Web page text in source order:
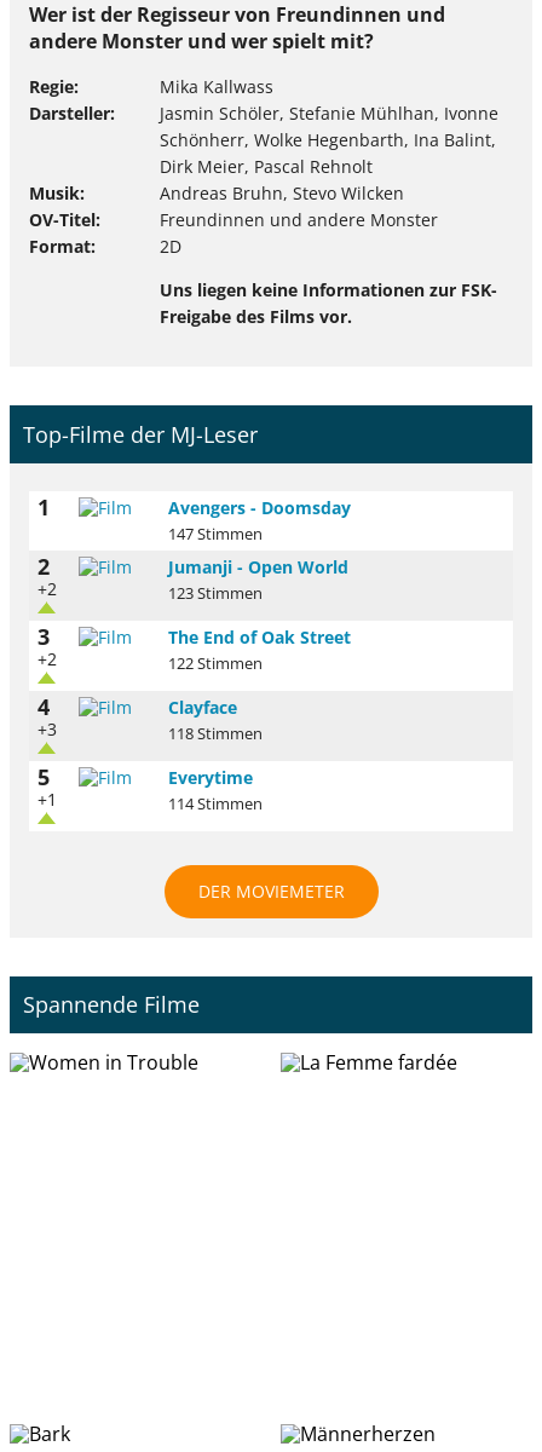
Wer ist der Regisseur von Freundinnen und
andere Monster und wer spielt mit?
Regie
Mika Kallwass
Darsteller
Jasmin Schöler, Stefanie Mühlhan, Ivonne
Schönherr, Wolke Hegenbarth, Ina Balint,
Dirk Meier, Pascal Rehnolt
Musik
Andreas Bruhn, Stevo Wilcken
OV-Titel
Freundinnen und andere Monster
Format
2D
Uns liegen keine Informationen zur FSK-
Freigabe des Films vor.
Top-Filme der MJ-Leser
1 Avengers - Doomsday
147 Stimmen
2
+2
Jumanji - Open World
123 Stimmen
3
+2
The End of Oak Street
122 Stimmen
4
+3
Clayface
118 Stimmen
5
+1
Everytime
114 Stimmen
DER MOVIEMETER
Spannende Filme